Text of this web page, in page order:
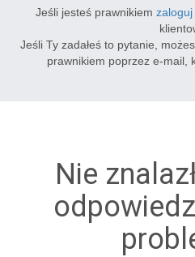
Jeśli jesteś prawnikiem zaloguj
Jeśli Ty zadałeś to pytanie,
prawnikiem poprzez e-mail,
Nie